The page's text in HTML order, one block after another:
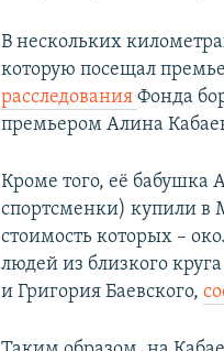
В нескольких
которую посещал
расследованияФонда
премьером Алина
Кроме того, её бабушка
спортсменки) купили в
стоимость которых –
людей из близкого
и Григория Баевского,